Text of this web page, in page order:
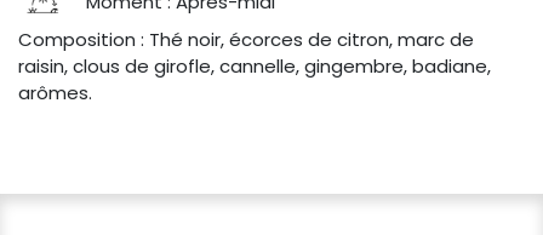
Composition : Thé noir, écorces de citron, marc de
raisin, clous de girofle, cannelle, gingembre, badiane,
arômes.